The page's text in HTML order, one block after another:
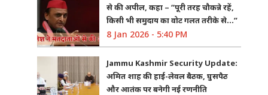
से की अपील, कहा – “पूरी तरह चौकन्ने रहें,
किसी भी समुदाय का वोट गलत तरीके से…”
8 Jan 2026 - 5:40 PM
Jammu Kashmir Security Update:
अमित शाह की हाई-लेवल बैठक, घुसपैठ
और आतंक पर बनेगी नई रणनीति